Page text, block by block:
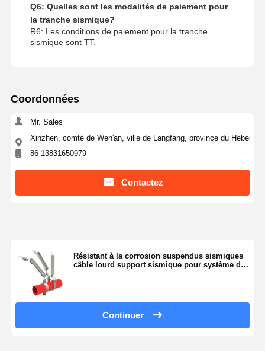
Q6: Quelles sont les modalités de paiement pour
la tranche sismique?
R6: Les conditions de paiement pour la tranche
sismique sont TT.
Coordonnées
Mr. Sales
Xinzhen, comté de Wen'an, ville de Langfang, province du Hebei
86-13831650979
Contactez
Résistant à la corrosion suspendus sismiques
câble lourd support sismique pour système de
Continuer